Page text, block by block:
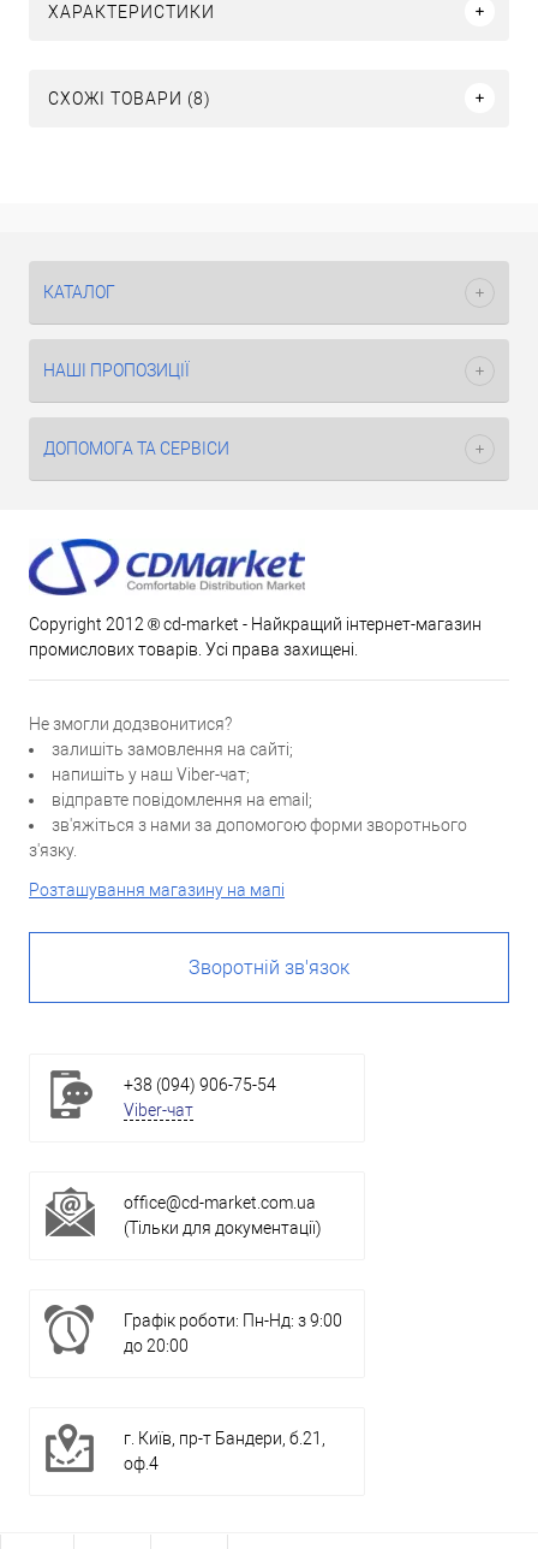
ХАРАКТЕРИСТИКИ
СХОЖІ ТОВАРИ (8)
КАТАЛОГ
НАШІ ПРОПОЗИЦІЇ
ДОПОМОГА ТА СЕРВІСИ
Copyright 2012 ® cd-market - Найкращий інтернет-магазин
промислових товарів. Усі права захищені.
Не змогли додзвонитися?
залишіть замовлення на сайті;
напишіть у наш Viber-чат;
відправте повідомлення на email;
зв'яжіться з нами за допомогою форми зворотнього
з'язку.
Розташування магазину на мапі
Зворотній зв'язок
+38 (094) 906-75-54
Viber-чат
office@cd-market.com.ua
(Тільки для документації)
Графік роботи: Пн-Нд: з 9:00
до 20:00
г. Київ, пр-т Бандери, б.21,
оф.4